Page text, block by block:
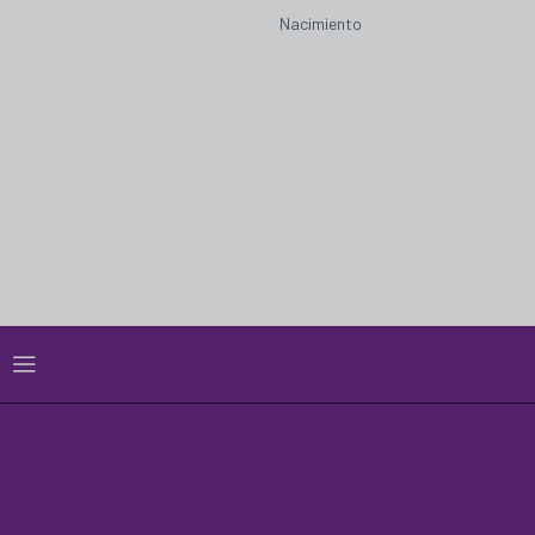
Nacimiento